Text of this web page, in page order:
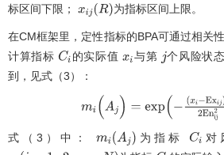
标区间下限；
xij(R) 为指标区间上限。
在CM框架里，定性指标的BPA可通过相关
计算指标 Ci 的实际值 xi 与第 j 个风险状态
到，见式（3）：
mi(A j)=ex p-xi-Exij22Enij2
式（3）中： mi(Aj) 为指标 Ci 对